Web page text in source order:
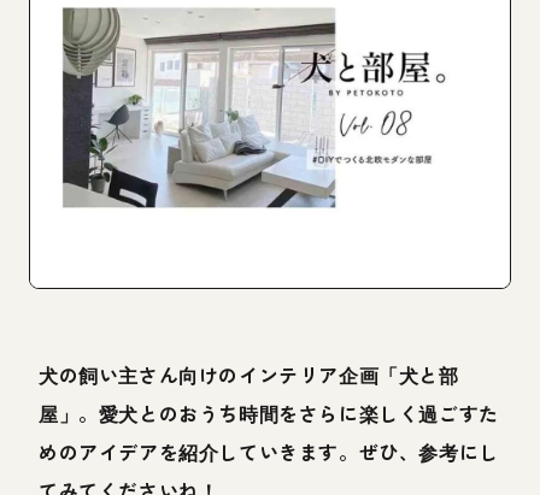
犬の飼い主さん向けのインテリア企画「犬と部
屋」。愛犬とのおうち時間をさらに楽しく過ごすた
めのアイデアを紹介していきます。ぜひ、参考にし